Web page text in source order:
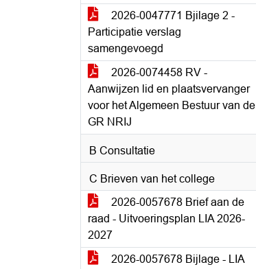
2026-0047771 Bjilage 2 -
Participatie verslag
samengevoegd
2026-0074458 RV -
Aanwijzen lid en plaatsvervanger
voor het Algemeen Bestuur van de
GR NRIJ
B Consultatie
C Brieven van het college
2026-0057678 Brief aan de
raad - Uitvoeringsplan LIA 2026-
2027
2026-0057678 Bijlage - LIA